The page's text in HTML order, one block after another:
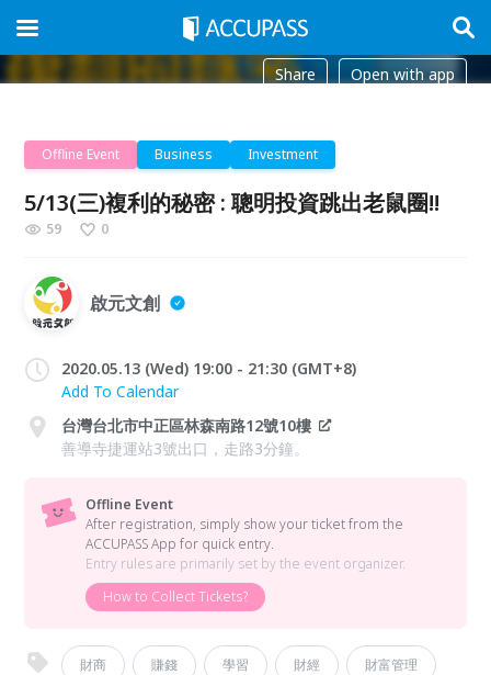
Share Open with app
Offline Event Business Investment
5/13(三)複利的秘密 : 聰明投資跳出老鼠圈!!
59 0
啟元文創
2020.05.13 (Wed) 19:00 - 21:30 (GMT+8)
Add To Calendar
台灣台北市中正區林森南路12號10樓
善導寺捷運站3號出口，走路3分鐘。
Offline Event
After registration, simply show your ticket from the
ACCUPASS App for quick entry.
Entry rules are primarily set by the event organizer.
How to Collect Tickets?
財商 賺錢 學習 財經 財富管理